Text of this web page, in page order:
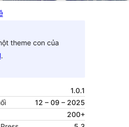
theme con của
.
1.0.1
12 – 09 – 2025
200+